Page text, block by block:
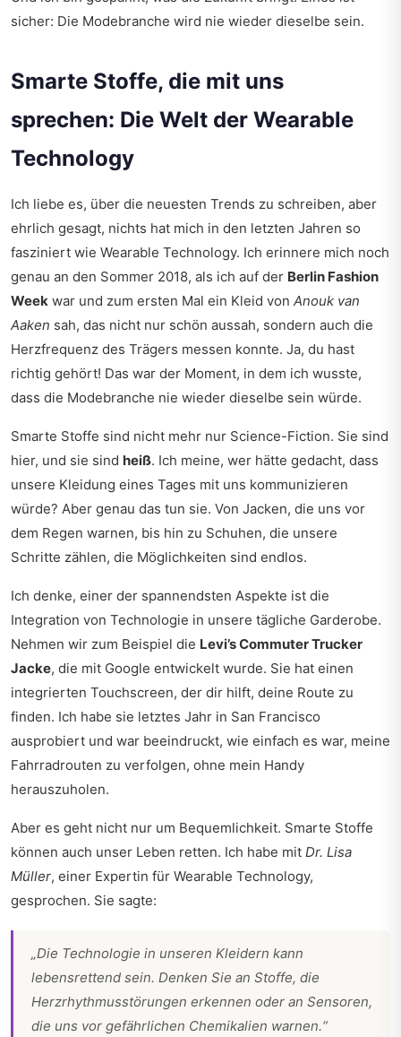
sicher: Die Modebranche wird nie wieder dieselbe sein.
Smarte Stoffe, die mit uns
sprechen: Die Welt der Wearable
Technology
Ich liebe es, über die neuesten Trends zu schreiben, aber
ehrlich gesagt, nichts hat mich in den letzten Jahren so
fasziniert wie Wearable Technology. Ich erinnere mich noch
genau an den Sommer 2018, als ich auf der Berlin Fashion
Week war und zum ersten Mal ein Kleid von Anouk van
Aaken sah, das nicht nur schön aussah, sondern auch die
Herzfrequenz des Trägers messen konnte. Ja, du hast
richtig gehört! Das war der Moment, in dem ich wusste,
dass die Modebranche nie wieder dieselbe sein würde.
Smarte Stoffe sind nicht mehr nur Science-Fiction. Sie sind
hier, und sie sind heiß. Ich meine, wer hätte gedacht, dass
unsere Kleidung eines Tages mit uns kommunizieren
würde? Aber genau das tun sie. Von Jacken, die uns vor
dem Regen warnen, bis hin zu Schuhen, die unsere
Schritte zählen, die Möglichkeiten sind endlos.
Ich denke, einer der spannendsten Aspekte ist die
Integration von Technologie in unsere tägliche Garderobe.
Nehmen wir zum Beispiel die Levi’s Commuter Trucker
Jacke, die mit Google entwickelt wurde. Sie hat einen
integrierten Touchscreen, der dir hilft, deine Route zu
finden. Ich habe sie letztes Jahr in San Francisco
ausprobiert und war beeindruckt, wie einfach es war, meine
Fahrradrouten zu verfolgen, ohne mein Handy
herauszuholen.
Aber es geht nicht nur um Bequemlichkeit. Smarte Stoffe
können auch unser Leben retten. Ich habe mit Dr. Lisa
Müller, einer Expertin für Wearable Technology,
gesprochen. Sie sagte:
„Die Technologie in unseren Kleidern kann
lebensrettend sein. Denken Sie an Stoffe, die
Herzrhythmusstörungen erkennen oder an Sensoren,
die uns vor gefährlichen Chemikalien warnen.“